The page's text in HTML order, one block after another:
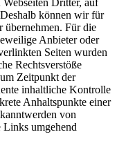
Dritter, auf
können wir für
übernehmen. Für die
Anbieter oder
Seiten wurden
Rechtsverstöße
Zeitpunkt der
inhaltliche Kontrolle
Anhaltspunkte einer
von
Links umgehend